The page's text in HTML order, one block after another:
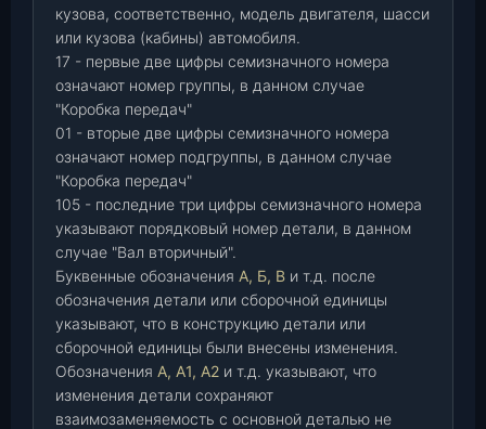
кузова, соответственно, модель двигателя, шасси
или кузова (кабины) автомобиля.
17 - первые две цифры семизначного номера
означают номер группы, в данном случае
"Коробка передач"
01 - вторые две цифры семизначного номера
означают номер подгруппы, в данном случае
"Коробка передач"
105 - последние три цифры семизначного номера
указывают порядковый номер детали, в данном
случае "Вал вторичный".
Буквенные обозначения А, Б, В и т.д. после
обозначения детали или сборочной единицы
указывают, что в конструкцию детали или
сборочной единицы были внесены изменения.
Обозначения А, А1, А2 и т.д. указывают, что
изменения детали сохраняют
взаимозаменяемость с основной деталью не